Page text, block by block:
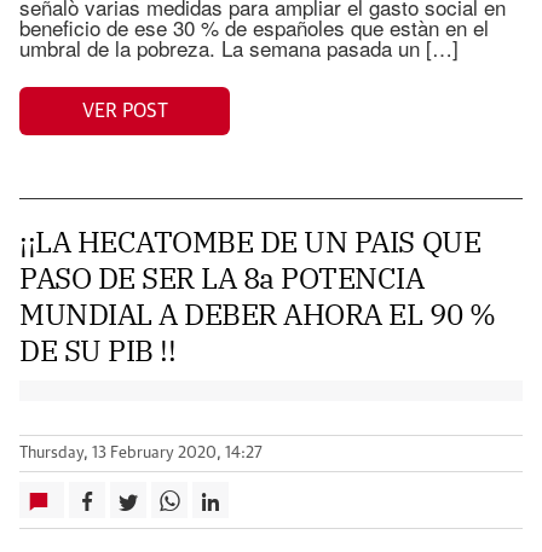
señalò varias medidas para ampliar el gasto social en
beneficio de ese 30 % de españoles que estàn en el
umbral de la pobreza. La semana pasada un […]
VER POST
¡¡LA HECATOMBE DE UN PAIS QUE
PASO DE SER LA 8a POTENCIA
MUNDIAL A DEBER AHORA EL 90 %
DE SU PIB !!
Thursday, 13 February 2020, 14:27